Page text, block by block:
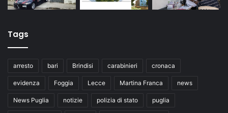
Tags
arresto bari Brindisi carabinieri cronaca
evidenza Foggia Lecce Martina Franca news
News Puglia notizie polizia di stato puglia